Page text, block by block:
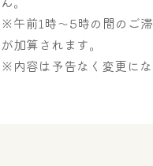
※午前1時～5時の間のご
が加算されます。
※内容は予告なく変更にな